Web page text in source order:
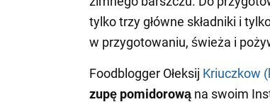
tylko trzy główne składniki i
w przygotowaniu, świeża i
Foodblogger Ołeksij Kriuczkow
zupę pomidorową na swoim